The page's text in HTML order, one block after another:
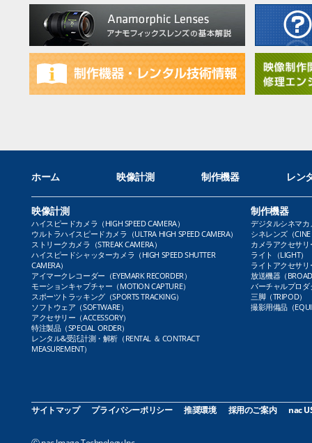
ホーム 映像計測 制作機器 レン
映像計測
ハイスピードカメラ（HIGH SPEED CAMERA）
ウルトラハイスピードカメラ（ULTRA HIGH SPEED CAMERA）
ストリークカメラ（STREAK CAMERA）
ハイスピードシャッターカメラ（HIGH SPEED SHUTTER
CAMERA）
アイマークレコーダー（EYEMARK RECORDER）
モーションキャプチャー（MOTION CAPTURE）
スポーツトラッキング（SPORTS TRACKING）
ソフトウェア（SOFTWARE）
アクセサリー（ACCESSORY）
特注製品（SPECIAL ORDER）
レンタル&受託計測・解析（RENTAL ＆ CONTRACT
MEASUREMENT）
制作機器
デジタルシネマカ
シネレンズ（CINE
カメラアクセサリ
ライト（LIGHT）
ライトアクセサリ
放送機器（
バーチャルプロダ
三脚（TRIPOD）
撮影用備品（
サイトマップ プライバシーポリシー 推奨環境 採用のご案内 nac